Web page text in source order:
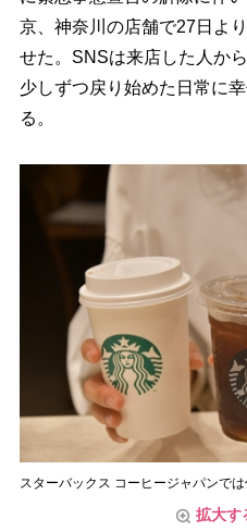
京、神奈川の店舗で27日よ
せた。SNSは来店した人か
少しずつ戻り始めた日常に
る。
スターバックス コーヒージャパンで
拡大す